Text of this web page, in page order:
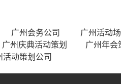
广州会务公司 广州活动
广州庆典活动策划 广州年会
活动策划公司